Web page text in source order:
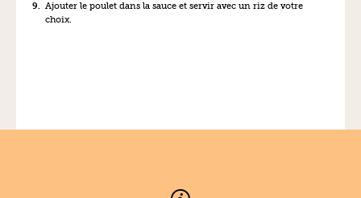
Ajouter le poulet dans la sauce et servir avec un riz de votre
choix.